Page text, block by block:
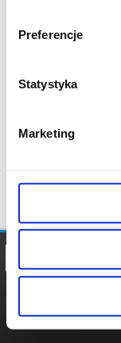
Preferencje
Statystyka
Marketing